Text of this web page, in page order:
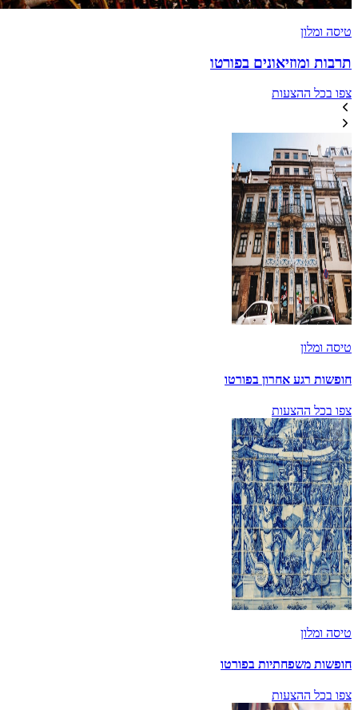
טיסה ומלון
תרבות ומוזיאונים בפורטו
צפו בכל ההצעות
טיסה ומלון
חופשות רגע אחרון בפורטו
צפו בכל ההצעות
טיסה ומלון
חופשות משפחתיות בפורטו
צפו בכל ההצעות